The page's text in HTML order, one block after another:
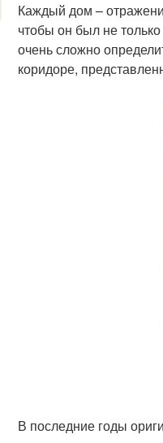
Каждый дом –
чтобы он был не
очень сложно
коридоре,
В последние годы